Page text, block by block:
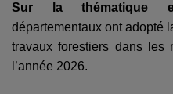
Sur la thématique
départementaux ont adopté
travaux forestiers dans les
l’année 2026.